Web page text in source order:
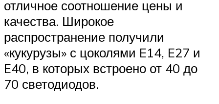
отличное соотношение цены и
качества. Широкое
распространение получили
«кукурузы» с цоколями E14, E27 и
E40, в которых встроено от 40 до
70 светодиодов.